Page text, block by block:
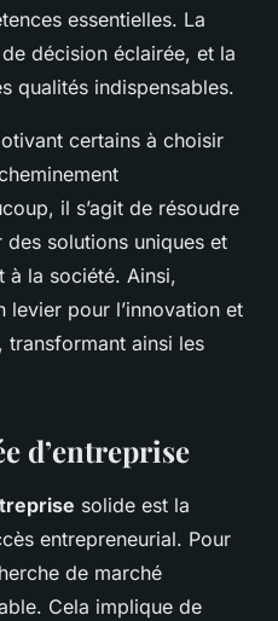
essentielles. La
décision éclairée, et la
qualités indispensables.
certains à choisir
il s’agit de résoudre
des solutions uniques et
à la société. Ainsi,
levier pour l’innovation et
transformant ainsi les
d’entreprise
solide est la
entrepreneurial. Pour
de marché
Cela implique de